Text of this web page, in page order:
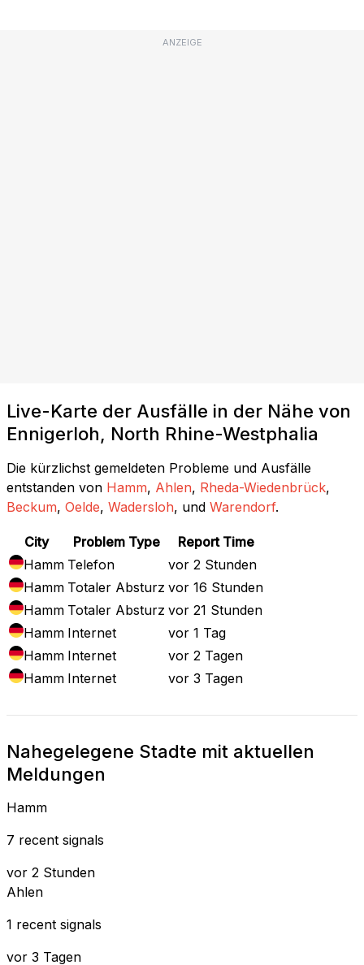
ANZEIGE
Live-Karte der Ausfälle in der Nähe von
Ennigerloh, North Rhine-Westphalia
Die kürzlichst gemeldeten Probleme und Ausfälle
entstanden von Hamm, Ahlen, Rheda-Wiedenbrück,
Beckum, Oelde, Wadersloh, und Warendorf.
City Problem Type
Report Time
Hamm Telefon
vor 2 Stunden
Hamm Totaler Absturz vor 16 Stunden
Hamm Totaler Absturz vor 21 Stunden
Hamm Internet
vor 1 Tag
Hamm Internet
vor 2 Tagen
Hamm Internet vor 3 Tagen
Nahegelegene Stadte mit aktuellen
Meldungen
Hamm
7 recent signals
vor 2 Stunden
Ahlen
1 recent signals
vor 3 Tagen